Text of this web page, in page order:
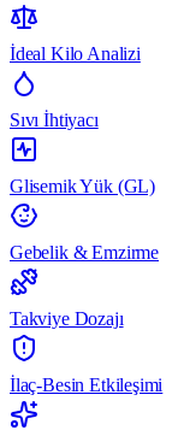
İdeal Kilo Analizi
Sıvı İhtiyacı
Glisemik Yük (GL)
Gebelik & Emzirme
Takviye Dozajı
İlaç-Besin Etkileşimi